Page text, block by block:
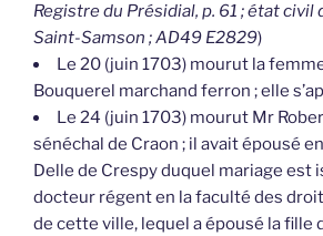
Registre du Présidial, p. 61 ; état civil
Saint-Samson ; AD49 E2829)
Le 20 (juin 1703) mourut la
Bouquerel marchand ferron ; elle
Le 24 (juin 1703) mourut Mr
sénéchal de Craon ; il avait épousé
Delle de Crespy duquel mariage est
docteur régent en la faculté des
de cette ville, lequel a épousé la fille